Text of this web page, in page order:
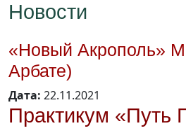
Новости
«Новый Акрополь»
Арбате)
Дата: 22.11.2021
Практикум «Путь